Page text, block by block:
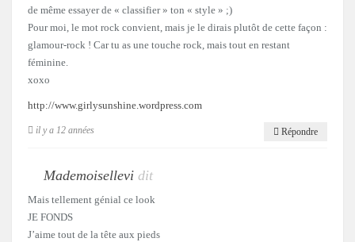
de même essayer de « classifier » ton « style » ;)
Pour moi, le mot rock convient, mais je le dirais plutôt de cette façon :
glamour-rock ! Car tu as une touche rock, mais tout en restant
féminine.
xoxo
http://www.girlysunshine.wordpress.com
il y a 12 années Répondre
Mademoisellevi dit
Mais tellement génial ce look
JE FONDS
J’aime tout de la tête aux pieds